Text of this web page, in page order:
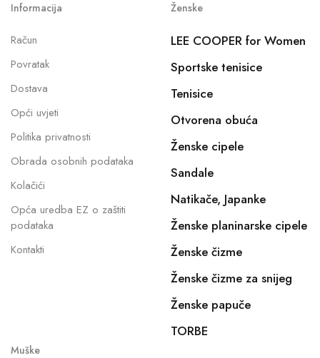
Informacija
Račun
Povratak
Dostava
Opći uvjeti
Politika privatnosti
Obrada osobnih podataka
Kolačići
Opća uredba EZ o zaštiti
podataka
Kontakti
Ženske
LEE COOPER for Women
Sportske tenisice
Tenisice
Otvorena obuća
Ženske cipele
Sandale
Natikače, Japanke
Ženske planinarske cipele
Ženske čizme
Ženske čizme za snijeg
Ženske papuče
TORBE
Muške